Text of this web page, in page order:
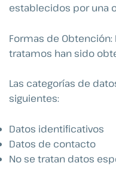
establecidos por una
Formas de
tratamos han sido
Las categorías de
siguientes:
Datos identificativos
Datos de contacto
No se tratan datos